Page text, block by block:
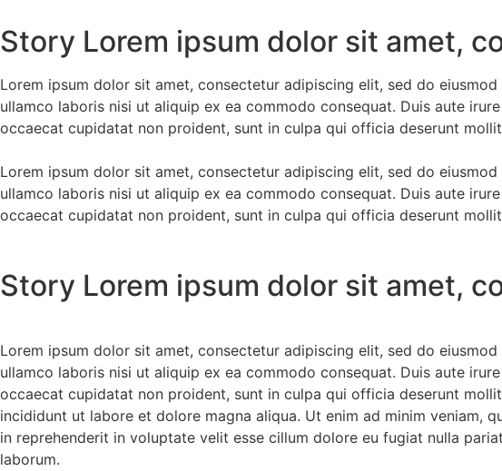
Story Lorem ipsum dolor sit amet,
Lorem ipsum dolor sit amet, consectetur adipiscing elit, sed do
ullamco laboris nisi ut aliquip ex ea commodo consequat. Duis aute
occaecat cupidatat non proident, sunt in culpa qui officia deserunt
Lorem ipsum dolor sit amet, consectetur adipiscing elit, sed do
ullamco laboris nisi ut aliquip ex ea commodo consequat. Duis aute
occaecat cupidatat non proident, sunt in culpa qui officia deserunt
Story Lorem ipsum dolor sit amet,
Lorem ipsum dolor sit amet, consectetur adipiscing elit, sed do
ullamco laboris nisi ut aliquip ex ea commodo consequat. Duis aute
occaecat cupidatat non proident, sunt in culpa qui officia deserunt
incididunt ut labore et dolore magna aliqua. Ut enim ad minim veniam,
in reprehenderit in voluptate velit esse cillum dolore eu fugiat nulla
laborum.